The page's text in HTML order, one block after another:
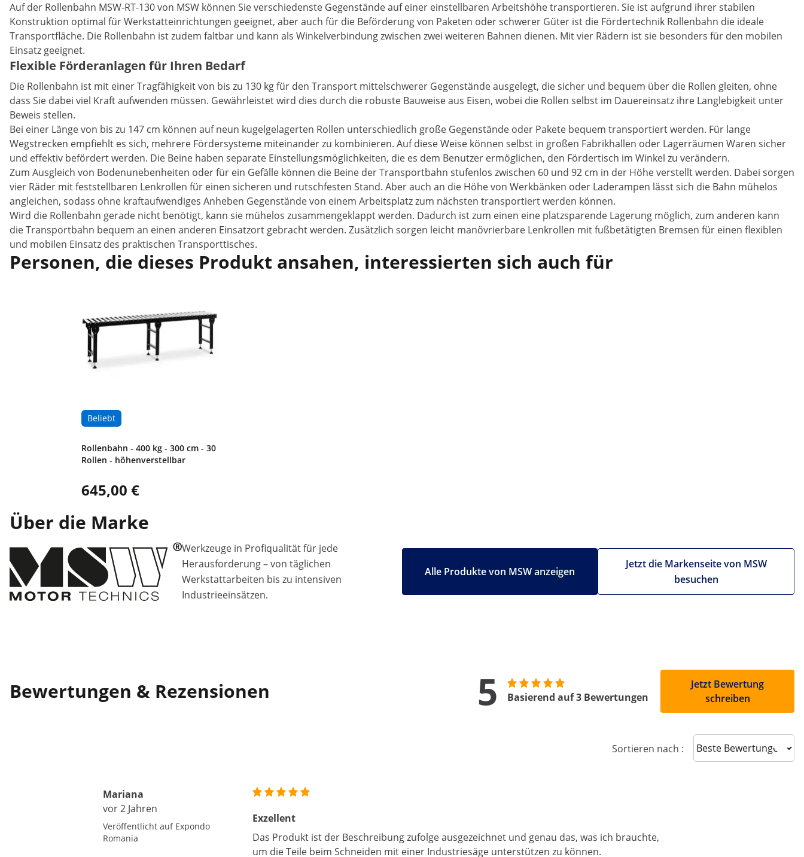
Auf der Rollenbahn MSW-RT-130 von MSW können Sie verschiedenste Gegenstände auf einer einstellbaren Arbeitshöhe transportieren. Sie ist aufgrund ihrer stabilen
Konstruktion optimal für Werkstatteinrichtungen geeignet, aber auch für die Beförderung von Paketen oder schwerer Güter ist die Fördertechnik Rollenbahn die ideale
Transportfläche. Die Rollenbahn ist zudem faltbar und kann als Winkelverbindung zwischen zwei weiteren Bahnen dienen. Mit vier Rädern ist sie besonders für den mobilen
Einsatz geeignet.
Flexible Förderanlagen für Ihren Bedarf
Die Rollenbahn ist mit einer Tragfähigkeit von bis zu 130 kg für den Transport mittelschwerer Gegenstände ausgelegt, die sicher und bequem über die Rollen gleiten, ohne
dass Sie dabei viel Kraft aufwenden müssen. Gewährleistet wird dies durch die robuste Bauweise aus Eisen, wobei die Rollen selbst im Dauereinsatz ihre Langlebigkeit unter
Beweis stellen.
Bei einer Länge von bis zu 147 cm können auf neun kugelgelagerten Rollen unterschiedlich große Gegenstände oder Pakete bequem transportiert werden. Für lange
Wegstrecken empfiehlt es sich, mehrere Fördersysteme miteinander zu kombinieren. Auf diese Weise können selbst in großen Fabrikhallen oder Lagerräumen Waren sicher
und effektiv befördert werden. Die Beine haben separate Einstellungsmöglichkeiten, die es dem Benutzer ermöglichen, den Fördertisch im Winkel zu verändern.
Zum Ausgleich von Bodenunebenheiten oder für ein Gefälle können die Beine der Transportbahn stufenlos zwischen 60 und 92 cm in der Höhe verstellt werden. Dabei sorgen
vier Räder mit feststellbaren Lenkrollen für einen sicheren und rutschfesten Stand. Aber auch an die Höhe von Werkbänken oder Laderampen lässt sich die Bahn mühelos
angleichen, sodass ohne kraftaufwendiges Anheben Gegenstände von einem Arbeitsplatz zum nächsten transportiert werden können.
Wird die Rollenbahn gerade nicht benötigt, kann sie mühelos zusammengeklappt werden. Dadurch ist zum einen eine platzsparende Lagerung möglich, zum anderen kann
die Transportbahn bequem an einen anderen Einsatzort gebracht werden. Zusätzlich sorgen leicht manövrierbare Lenkrollen mit fußbetätigten Bremsen für einen flexiblen
und mobilen Einsatz des praktischen Transporttisches.
Personen, die dieses Produkt ansahen, interessierten sich auch für
Beliebt
Rollenbahn - 400 kg - 300 cm - 30
Rollen - höhenverstellbar
645,00 €
Über die Marke
Werkzeuge in Profiqualität für jede
Herausforderung – von täglichen
Werkstattarbeiten bis zu intensiven
Industrieeinsätzen.
Jetzt die Markenseite von MSW
besuchen
Alle Produkte von MSW anzeigen
Bewertungen & Rezensionen 5 Basierend auf 3 Bewertungen
Jetzt Bewertung
schreiben
Sortieren nach : Sort reviews
Mariana
vor 2 Jahren
Veröffentlicht auf Expondo
Romania
Exzellent
Das Produkt ist der Beschreibung zufolge ausgezeichnet und genau das, was ich brauchte,
um die Teile beim Schneiden mit einer Industriesäge unterstützen zu können.